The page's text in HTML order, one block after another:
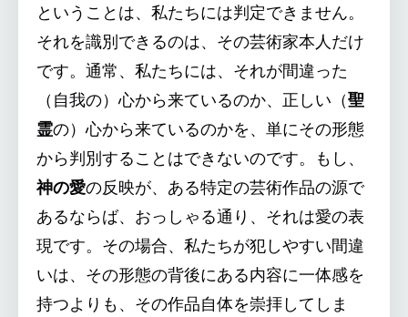
ということは、私たちには判定できません。
それを識別できるのは、その芸術家本人だけ
です。通常、私たちには、それが間違った
（自我の）心から来ているのか、正しい（聖
霊の）心から来ているのかを、単にその形態
から判別することはできないのです。もし、
神の愛の反映が、ある特定の芸術作品の源で
あるならば、おっしゃる通り、それは愛の表
現です。その場合、私たちが犯しやすい間違
いは、その形態の背後にある内容に一体感を
持つよりも、その作品自体を崇拝してしま